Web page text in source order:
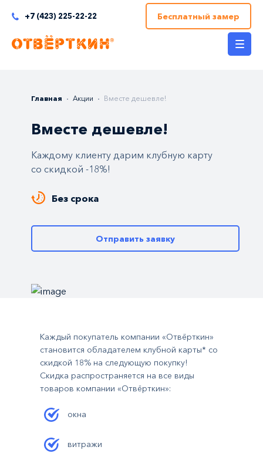
+7 (423) 225-22-22 Бесплатный замер
Главная Акции Вместе дешевле!
Вместе дешевле!
Каждому клиенту дарим клубную карту
со скидкой -18%!
Без срока
Отправить заявку
Каждый покупатель компании «Отвёрткин»
становится обладателем клубной карты* со
скидкой 18% на следующую покупку!
Скидка распространяется на все виды
товаров компании «Отвёрткин»:
окна
витражи